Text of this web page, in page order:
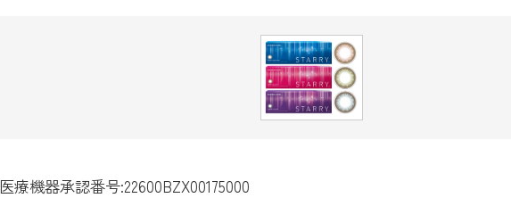
医療機器承認番号:22600BZX00175000